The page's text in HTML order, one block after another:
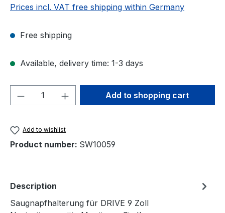
Prices incl. VAT free shipping within Germany
Free shipping
Available, delivery time: 1-3 days
Product Quantity: Enter the desired
Add to shopping cart
Add to wishlist
Product number: SW10059
Description
Saugnapfhalterung für DRIVE 9 Zoll